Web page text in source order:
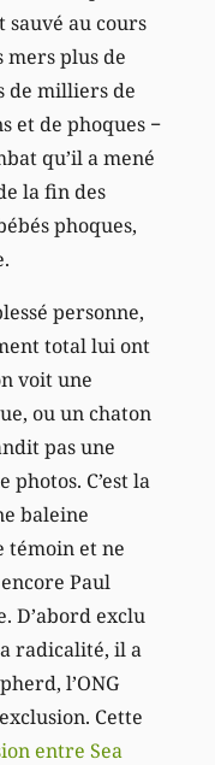
au cours
plus de
de milliers de
et de phoques −
qu’il a mené
la fin des
phoques,
personne,
total lui ont
voit une
ou un chaton
pas une
C’est la
baleine
et ne
Paul
D’abord exclu
radicalité, il a
l’ONG
Cette
entre Sea